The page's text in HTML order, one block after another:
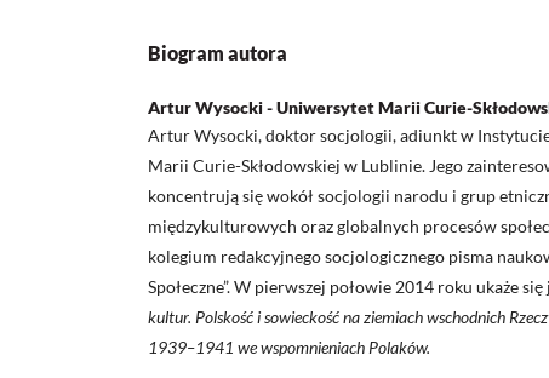
Biogram autora
Artur Wysocki - Uniwersytet Marii Curie-
Artur Wysocki, doktor socjologii, adiunkt w
Marii Curie-Skłodowskiej w Lublinie. Jego
koncentrują się wokół socjologii narodu i grup
międzykulturowych oraz globalnych procesów
kolegium redakcyjnego socjologicznego pisma
Społeczne”. W pierwszej połowie 2014 roku ukaże się
kultur. Polskość i sowieckość na ziemiach wschodnich
1939–1941 we wspomnieniach Polaków.